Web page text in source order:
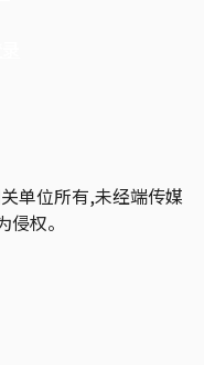
单位所有,未经端传媒
权。